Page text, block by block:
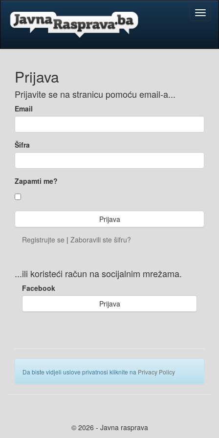
Prijava
Prijavite se na stranicu pomoću email-a...
Email
Šifra
Zapamti me?
Registrujte se | Zaboravili ste šifru?
...ili koristeći račun na socijalnim mrežama.
Facebook
Prijava
Da biste vidjeli uslove privatnosi kliknite na Privacy Policy
© 2026 - Javna rasprava